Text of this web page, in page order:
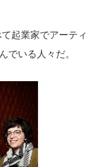
起業家でアーティ
でいる人々だ。